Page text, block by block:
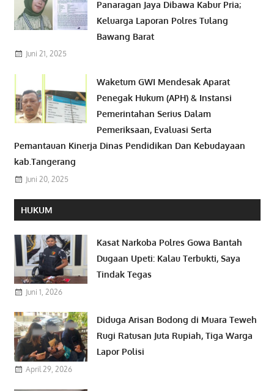
Panaragan Jaya Dibawa Kabur Pria;
Keluarga Laporan Polres Tulang
Bawang Barat
Juni 21, 2025
Waketum GWI Mendesak Aparat
Penegak Hukum (APH) & Instansi
Pemerintahan Serius Dalam
Pemeriksaan, Evaluasi Serta
Pemantauan Kinerja Dinas Pendidikan Dan Kebudayaan
kab.Tangerang
Juni 20, 2025
HUKUM
Kasat Narkoba Polres Gowa Bantah
Dugaan Upeti: Kalau Terbukti, Saya
Tindak Tegas
Juni 1, 2026
Diduga Arisan Bodong di Muara Teweh
Rugi Ratusan Juta Rupiah, Tiga Warga
Lapor Polisi
April 29, 2026